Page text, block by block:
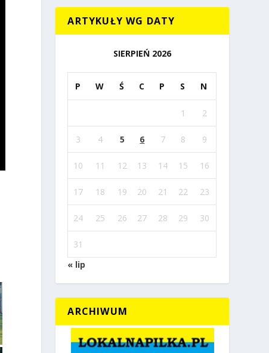
ARTYKUŁY WG DATY
SIERPIEŃ 2026
P W Ś C P S N
1 2
3 4 5 6 7 8 9
10 11 12 13 14 15 16
17 18 19 20 21 22 23
24 25 26 27 28 29 30
31
« lip
ARCHIWUM